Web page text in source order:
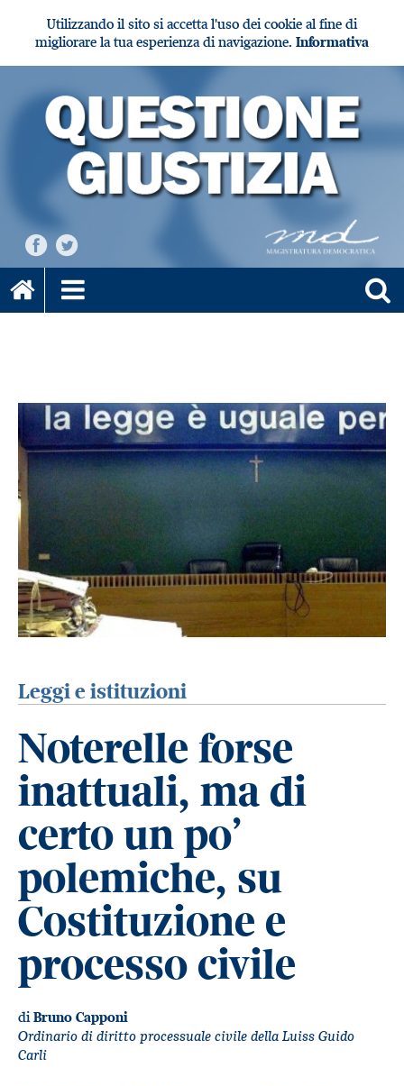
Utilizzando il sito si accetta l'uso dei cookie al fine di
migliorare la tua esperienza di navigazione. Informativa
Leggi e istituzioni
Noterelle forse
inattuali, ma di
certo un po’
polemiche, su
Costituzione e
processo civile
diBruno Capponi
Ordinario di diritto processuale civile della Luiss Guido
Carli